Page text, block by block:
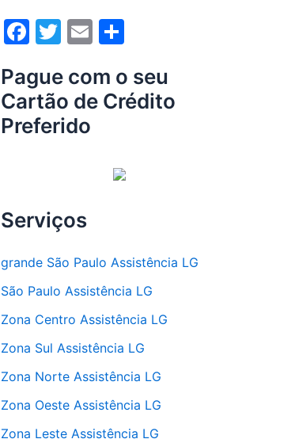
F
c
e
b
k
T
itt
er
E
ai
l
ar
e
Pague com o seu
Cartão de Crédito
Preferido
Serviços
grande São Paulo Assistência LG
São Paulo Assistência LG
Zona Centro Assistência LG
Zona Sul Assistência LG
Zona Norte Assistência LG
Zona Oeste Assistência LG
Zona Leste Assistência LG